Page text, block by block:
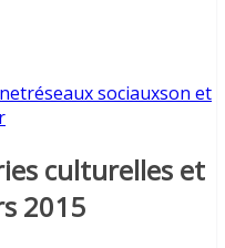
réseaux sociauxson et
culturelles et
2015